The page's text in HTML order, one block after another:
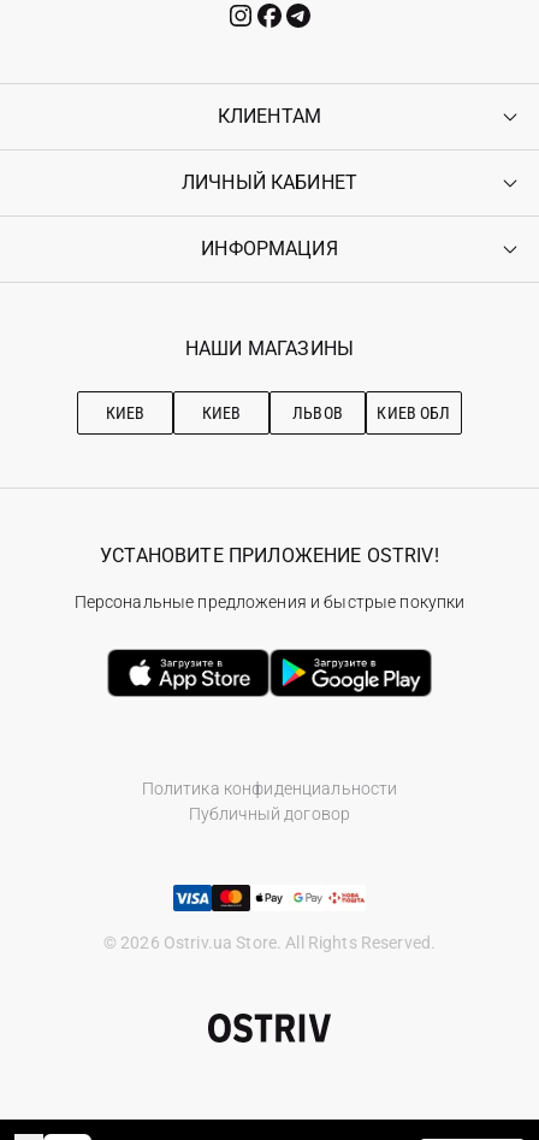
КЛИЕНТАМ
Контакты
Возврат
Гарантия
ЛИЧНЫЙ КАБИНЕТ
Войти
Ostriv Club+
ИНФОРМАЦИЯ
Наши магазини
Рекомендации по уходу
НАШИ МАГАЗИНЫ
КИЕВ КИЕВ ЛЬВОВ КИЕВ ОБЛ
Политика конфиденциальности
Публичный договор
© 2026 Ostriv.ua Store. All Rights Reserved.
УСТАНОВИТЕ ПРИЛОЖЕНИЕ OSTRIV!
Персональные предложения и быстрые покупки